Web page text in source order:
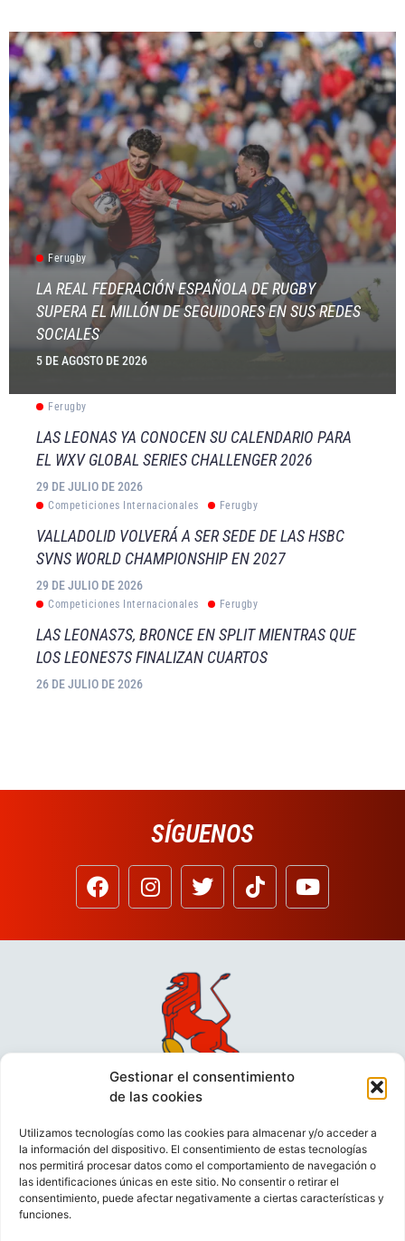
Gestionar el consentimiento
de las cookies
Utilizamos tecnologías como las cookies para almacenar y/o acceder a
la información del dispositivo. El consentimiento de estas tecnologías
nos permitirá procesar datos como el comportamiento de navegación o
las identificaciones únicas en este sitio. No consentir o retirar el
consentimiento, puede afectar negativamente a ciertas características y
funciones.
Ferugby
LA REAL FEDERACIÓN ESPAÑOLA DE RUGBY
SUPERA EL MILLÓN DE SEGUIDORES EN SUS REDES
SOCIALES
5 DE AGOSTO DE 2026
Ferugby
LAS LEONAS YA CONOCEN SU CALENDARIO PARA
EL WXV GLOBAL SERIES CHALLENGER 2026
29 DE JULIO DE 2026
Competiciones Internacionales Ferugby
VALLADOLID VOLVERÁ A SER SEDE DE LAS HSBC
SVNS WORLD CHAMPIONSHIP EN 2027
29 DE JULIO DE 2026
Competiciones Internacionales Ferugby
LAS LEONAS7S, BRONCE EN SPLIT MIENTRAS QUE
LOS LEONES7S FINALIZAN CUARTOS
26 DE JULIO DE 2026
SÍGUENOS